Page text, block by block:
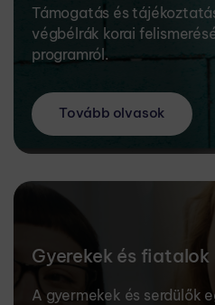
Támogatás és
végbélrák korai
programról.
Tovább olvasok
Gyerekek és fiatalok
A gyermekek és serdülők